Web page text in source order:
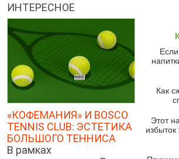
ИНТЕРЕСНОЕ
«КОФЕМАНИЯ» И BOSCO
TENNIS CLUB: ЭСТЕТИКА
БОЛЬШОГО ТЕННИСА
В рамках
Суп
Суп-
Суп
Как
Этот